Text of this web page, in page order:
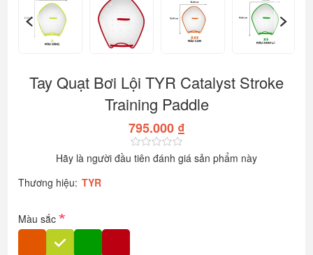
Tay Quạt Bơi Lội TYR Catalyst Stroke
Training Paddle
795.000 ₫
Hãy là người đầu tiên đánh giá sản phẩm này
Thương hiệu: TYR
Màu sắc*